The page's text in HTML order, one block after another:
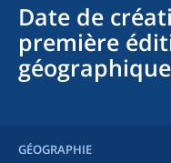
Date de
première
géographique
GÉOGRAPHIE